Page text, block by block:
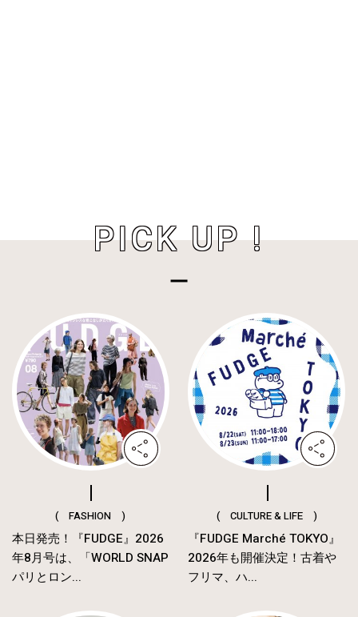
PICK UP !
( FASHION )
本日発売！『FUDGE』2026
年8月号は、「WORLD SNAP
パリとロン...
( CULTURE & LIFE )
『FUDGE Marché TOKYO』
2026年も開催決定！古着や
フリマ、ハ...